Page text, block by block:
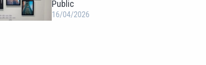
Public
16/04/2026